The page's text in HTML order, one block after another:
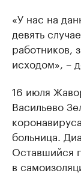
«У нас на
девять
работников,
исходом», –
16 июля
Васильево
больница.
Оставшийся
в